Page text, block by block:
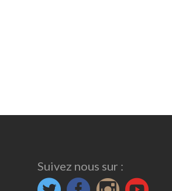
Suivez nous sur :